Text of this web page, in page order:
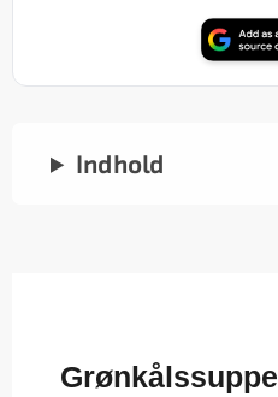
Indhold
Grønkålssuppe